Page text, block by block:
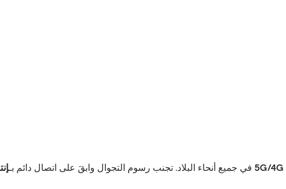
في جميع أنحاء البلاد. تجنب رسوم التجوال وابقَ على اتصال دائم بـ